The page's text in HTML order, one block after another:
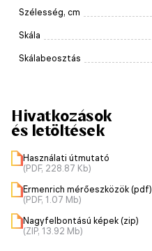
Szélesség, cm
Skála
Skálabeosztás
Hivatkozások
és letöltések
Használati útmutató
(PDF, 228.87 Kb)
Ermenrich mérőeszközök (pdf)
(PDF, 1.07 Mb)
Nagyfelbontású képek (zip)
(ZIP, 13.92 Mb)